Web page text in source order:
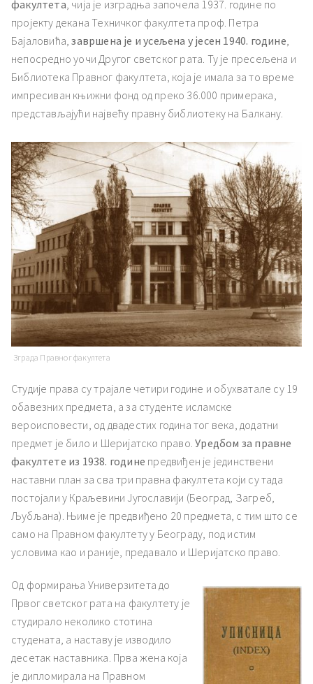
факултета , чија је изградња започела 1937. године по
пројекту декана Техничког факултета проф. Петра
Бајаловића,завршена је и усељена у јесен 1940. године
непосредно уочи Другог светског рата. Ту је пресељена и
Библиотека Правног факултета, која је имала за то време
импресиван књижни фонд од преко 36.000 примерака,
представљајући највећу правну библиотеку на Балкану.
Зграда Правног факултета
Студије права су трајале четири године и обухватале су 19
обавезних предмета, а за студенте исламске
вероисповести, од двадестих година тог века, додатни
предмет је било и Шеријатско право.Уредбом за правне
факултете из 1938. године предвиђен је јединствени
наставни план за сва три правна факултета који су тада
постојали у Краљевини Југославији (Београд, Загреб,
Љубљана). Њиме је предвиђено 20 предмета, с тим што се
само на Правном факултету у Београду, под истим
условима као и раније, предавало и Шеријатско право.
Од формирања Универзитета до
Првог светског рата на факултету је
студирало неколико стотина
студената, а наставу је изводило
десетак наставника. Прва жена која
је дипломирала на Правном